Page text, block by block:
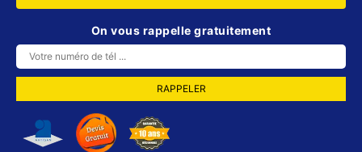
On vous rappelle gratuitement